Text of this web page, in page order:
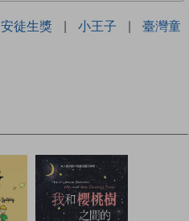
安徒生獎 | 小王子 |
臺灣童